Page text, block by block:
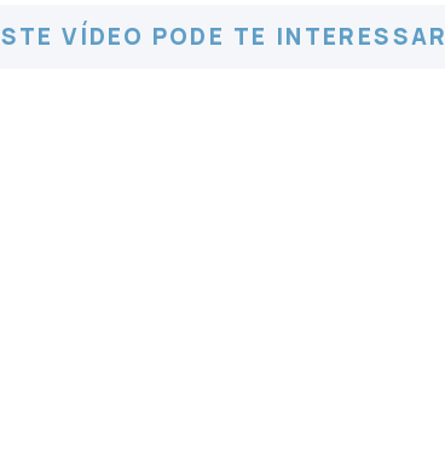
VÍDEO PODE TE INTERESSAR